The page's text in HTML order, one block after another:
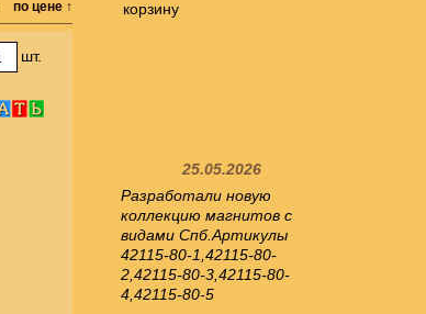
корзину
25.05.2026
Разработали новую
коллекцию магнитов с
видами Спб.Артикулы
42115-80-1,42115-80-
2,42115-80-3,42115-80-
4,42115-80-5
по цене ↑
шт.